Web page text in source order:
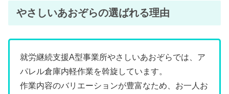
やさしいあおぞらの選ばれる理由
就労継続支援A型事業所やさしいあおぞらでは、ア
パレル倉庫内軽作業を斡旋しています。
作業内容のバリエーションが豊富なため、お一人お